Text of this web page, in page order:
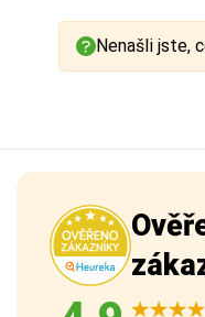
Nenašli jste,